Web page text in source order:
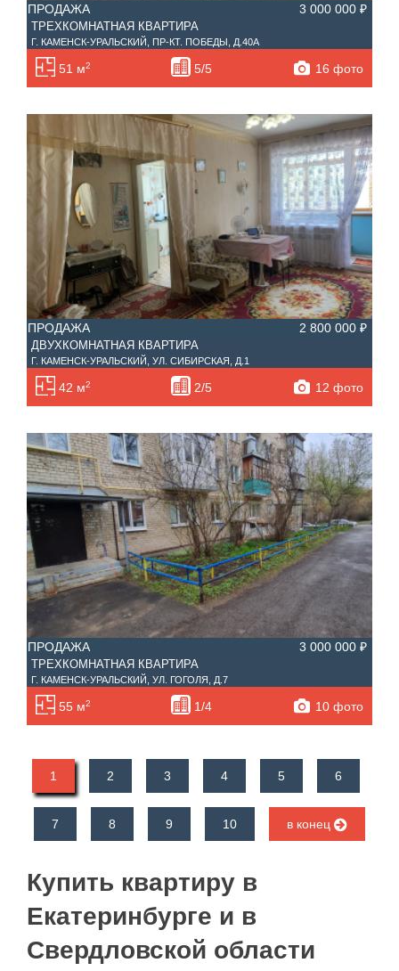
ПРОДАЖА 3 000 000 ₽
ТРЕХКОМНАТНАЯ КВАРТИРА
Г. КАМЕНСК-УРАЛЬСКИЙ, ПР-КТ. ПОБЕДЫ, Д.40А
51 м2 5/5 16 фото
ПРОДАЖА 2 800 000 ₽
ДВУХКОМНАТНАЯ КВАРТИРА
Г. КАМЕНСК-УРАЛЬСКИЙ, УЛ. СИБИРСКАЯ, Д.1
42 м2 2/5 12 фото
ПРОДАЖА 3 000 000 ₽
ТРЕХКОМНАТНАЯ КВАРТИРА
Г. КАМЕНСК-УРАЛЬСКИЙ, УЛ. ГОГОЛЯ, Д.7
55 м2 1/4 10 фото
1 2 3 4 5 6
7 8 9 10 в конец
Купить квартиру в
Екатеринбурге и в
Свердловской области